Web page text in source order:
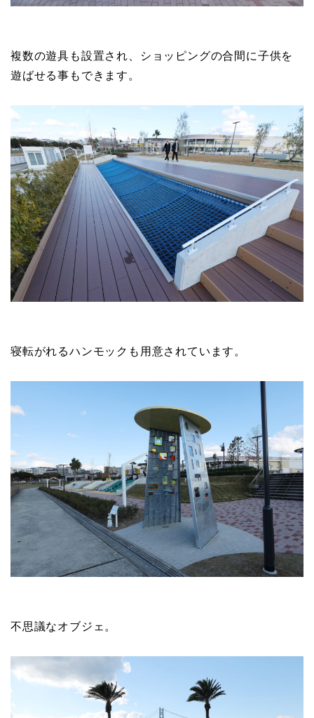
複数の遊具も設置され、ショッピングの合間に子供を
遊ばせる事もできます。
寝転がれるハンモックも用意されています。
不思議なオブジェ。